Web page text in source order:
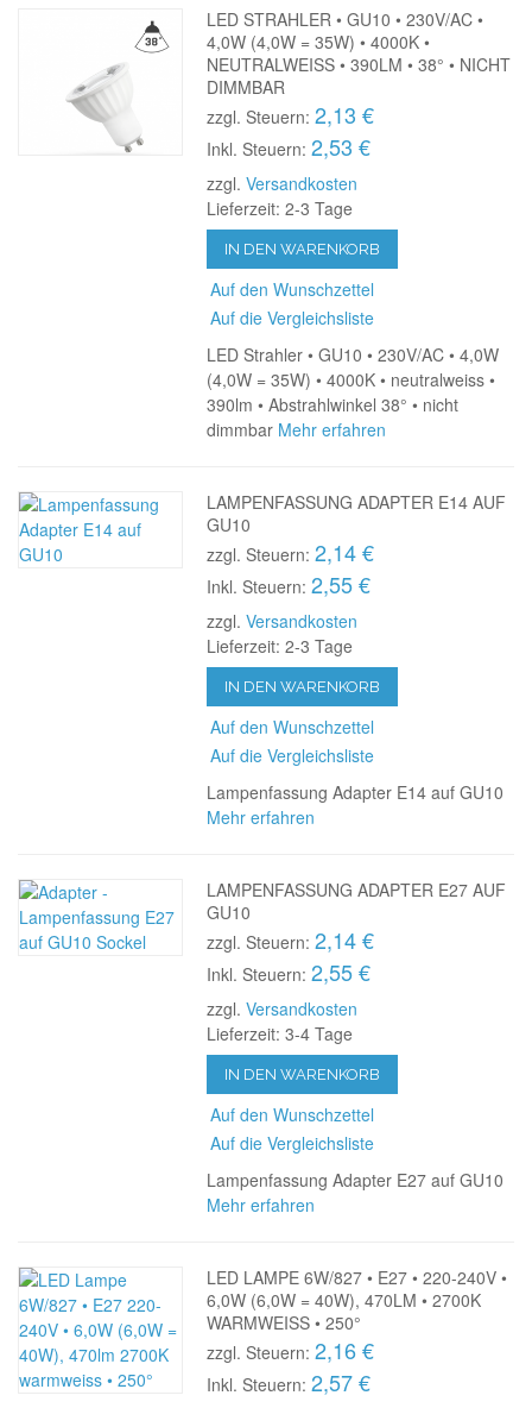
LED STRAHLER • GU10 • 230V/AC •
4,0W (4,0W = 35W) • 4000K •
NEUTRALWEISS • 390LM • 38° • NICHT
DIMMBAR
zzgl. Steuern: 2,13 €
Inkl. Steuern: 2,53 €
zzgl.Versandkosten
Lieferzeit: 2-3 Tage
IN DEN WARENKORB
Auf den Wunschzettel
Auf die Vergleichsliste
LED Strahler • GU10 • 230V/AC • 4,0W
(4,0W = 35W) • 4000K • neutralweiss •
390lm • Abstrahlwinkel 38° • nicht
dimmbar Mehr erfahren
LAMPENFASSUNG ADAPTER E14 AUF
GU10
zzgl. Steuern: 2,14 €
Inkl. Steuern: 2,55 €
zzgl.Versandkosten
Lieferzeit: 2-3 Tage
IN DEN WARENKORB
Auf den Wunschzettel
Auf die Vergleichsliste
Lampenfassung Adapter E14 auf GU10
Mehr erfahren
LAMPENFASSUNG ADAPTER E27 AUF
GU10
zzgl. Steuern: 2,14 €
Inkl. Steuern: 2,55 €
zzgl.Versandkosten
Lieferzeit: 3-4 Tage
IN DEN WARENKORB
Auf den Wunschzettel
Auf die Vergleichsliste
Lampenfassung Adapter E27 auf GU10
Mehr erfahren
LED LAMPE 6W/827 • E27 • 220-240V •
6,0W (6,0W = 40W), 470LM • 2700K
WARMWEISS • 250°
zzgl. Steuern: 2,16 €
Inkl. Steuern: 2,57 €